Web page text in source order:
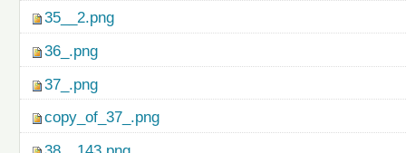
35__2.png
36_.png
37_.png
copy_of_37_.png